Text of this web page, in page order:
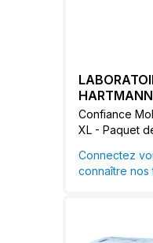
HARTMANN
Confiance
XL - Paquet
Connectez
connaître nos